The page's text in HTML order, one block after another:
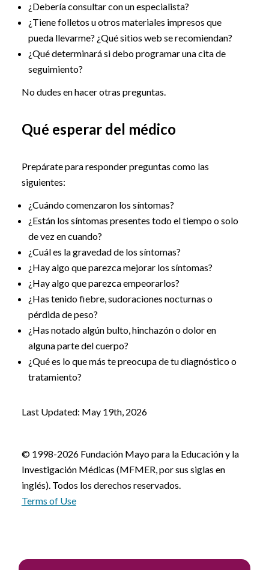
¿Debería consultar con un especialista?
¿Tiene folletos u otros materiales impresos que
pueda llevarme? ¿Qué sitios web se recomiendan?
¿Qué determinará si debo programar una cita de
seguimiento?
No dudes en hacer otras preguntas.
Qué esperar del médico
Prepárate para responder preguntas como las
siguientes:
¿Cuándo comenzaron los síntomas?
¿Están los síntomas presentes todo el tiempo o solo
de vez en cuando?
¿Cuál es la gravedad de los síntomas?
¿Hay algo que parezca mejorar los síntomas?
¿Hay algo que parezca empeorarlos?
¿Has tenido fiebre, sudoraciones nocturnas o
pérdida de peso?
¿Has notado algún bulto, hinchazón o dolor en
alguna parte del cuerpo?
¿Qué es lo que más te preocupa de tu diagnóstico o
tratamiento?
Last Updated: May 19th, 2026
© 1998-2026 Fundación Mayo para la Educación y la
Investigación Médicas (MFMER, por sus siglas en
inglés). Todos los derechos reservados.
Terms of Use